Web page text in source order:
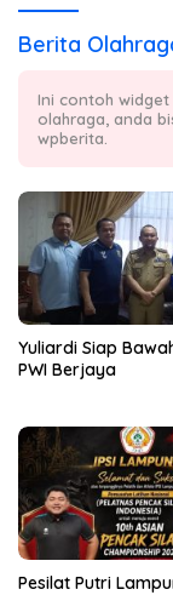
Berita
Ini contoh
olahraga, anda
wpberita.
Yuliardi Siap
PWI Berjaya
Pesilat Putri